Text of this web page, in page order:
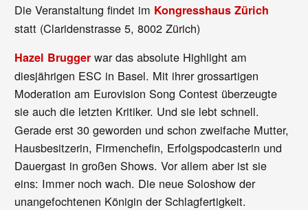
Die Veranstaltung findet im Kongresshaus Zürich
statt (Claridenstrasse 5, 8002 Zürich)
Hazel Brugger war das absolute Highlight am
diesjährigen ESC in Basel. Mit ihrer grossartigen
Moderation am Eurovision Song Contest überzeugte
sie auch die letzten Kritiker. Und sie lebt schnell.
Gerade erst 30 geworden und schon zweifache Mutter,
Hausbesitzerin, Firmenchefin, Erfolgspodcasterin und
Dauergast in großen Shows. Vor allem aber ist sie
eins: Immer noch wach. Die neue Soloshow der
unangefochtenen Königin der Schlagfertigkeit.